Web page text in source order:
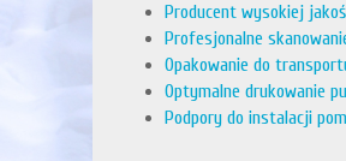
Producent wysokiej
Profesjonalne
Opakowanie do
Optymalne drukowanie
Podpory do instalacji